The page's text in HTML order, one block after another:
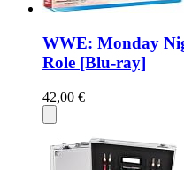
WWE: Monday
Role [Blu-ray]
42,00 €